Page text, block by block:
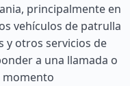
principalmente en
vehículos de patrulla
y otros servicios de
a una llamada o
momento